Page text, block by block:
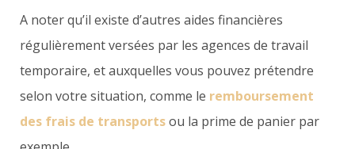
A noter qu’il existe d’autres aides financières
régulièrement versées par les agences de travail
temporaire, et auxquelles vous pouvez prétendre
selon votre situation, comme le remboursement
des frais de transportsou la prime de panier par